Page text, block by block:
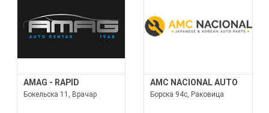
AMAG - RAPID
Бокельска 11, Врачар
AMC NACIONAL AUTO
Борска 94с, Раковица